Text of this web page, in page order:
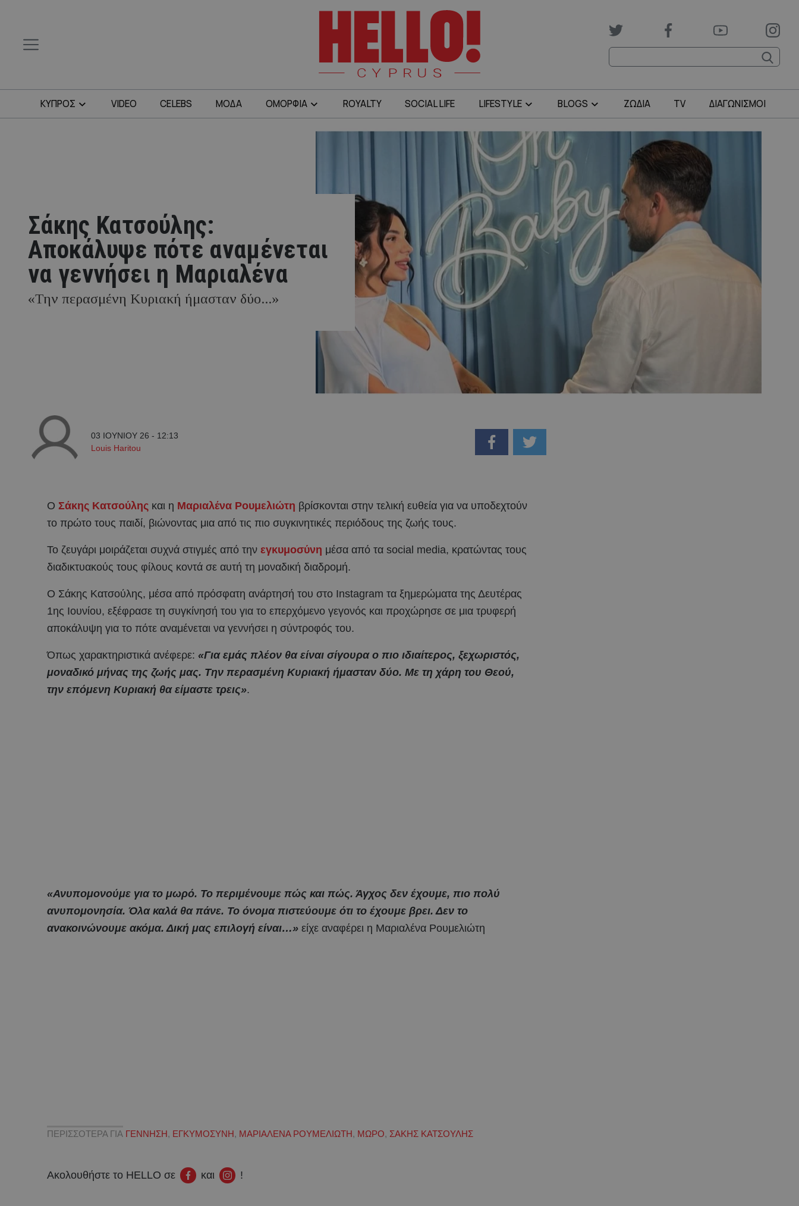
ΚΥΠΡΟΣ VIDEO CELEBS ΜΟΔΑ ΟΜΟΡΦΙΑ ROYALTY SOCIAL LIFE LIFESTYLE BLOGS ΖΩΔΙΑ TV ΔΙΑΓΩΝΙΣΜΟΙ
Σάκης Κατσούλης:
Αποκάλυψε πότε αναμένεται
να γεννήσει η Μαριαλένα
«Την περασμένη Κυριακή ήμασταν δύο...»
03 ΙΟΥΝΙΟΥ 26 - 12:13
Louis Haritou
Ο Σάκης Κατσούλης και η Μαριαλένα Ρουμελιώτη βρίσκονται στην τελική ευθεία για να υποδεχτούν
το πρώτο τους παιδί, βιώνοντας μια από τις πιο συγκινητικές περιόδους της ζωής τους.
Το ζευγάρι μοιράζεται συχνά στιγμές από την εγκυμοσύνη μέσα από τα social media, κρατώντας τους
διαδικτυακούς τους φίλους κοντά σε αυτή τη μοναδική διαδρομή.
Ο Σάκης Κατσούλης, μέσα από πρόσφατη ανάρτησή του στο Instagram τα ξημερώματα της Δευτέρας
1ης Ιουνίου, εξέφρασε τη συγκίνησή του για το επερχόμενο γεγονός και προχώρησε σε μια τρυφερή
αποκάλυψη για το πότε αναμένεται να γεννήσει η σύντροφός του.
Όπως χαρακτηριστικά ανέφερε: «Για εμάς πλέον θα είναι σίγουρα ο πιο ιδιαίτερος, ξεχωριστός,
μοναδικό μήνας της ζωής μας. Την περασμένη Κυριακή ήμασταν δύο. Με τη χάρη του Θεού,
την επόμενη Κυριακή θα είμαστε τρεις».
«Ανυπομονούμε για το μωρό. Το περιμένουμε πώς και πώς. Άγχος δεν έχουμε, πιο πολύ
ανυπομονησία. Όλα καλά θα πάνε. Το όνομα πιστεύουμε ότι το έχουμε βρει. Δεν το
ανακοινώνουμε ακόμα. Δική μας επιλογή είναι…» είχε αναφέρει η Μαριαλένα Ρουμελιώτη
ΠΕΡΙΣΣΟΤΕΡΑ ΓΙΑ ΓΕΝΝΗΣΗ, ΕΓΚΥΜΟΣΥΝΗ, ΜΑΡΙΑΛΕΝΑ ΡΟΥΜΕΛΙΩΤΗ, ΜΩΡΟ, ΣΑΚΗΣ ΚΑΤΣΟΥΛΗΣ
Ακολουθήστε το HELLO σε και !